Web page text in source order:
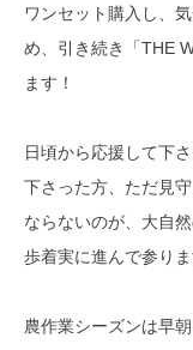
ワンセット購入し、
め、引き続き「THE
ます！
日頃から応援して下
下さった方、ただ見
ならないのが、大自
歩着実に進んで参りま
農作業シーズンは早